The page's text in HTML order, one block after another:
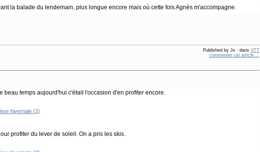
la balade du lendemain, plus longue encore mais où cette fois Agnès m'accompagne.
Published by Jo -dans VTT
commenter cet article …
beau temps aujourd'hui c'était l'occasion d'en profiter encore.
profiter du lever de soleil. On a pris les skis.